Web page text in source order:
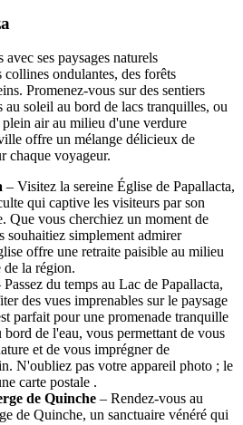
ses paysages naturels
ondulantes, des forêts
Promenez-vous sur des sentiers
au soleil au bord de lacs tranquilles, ou
air au milieu d'une verdure
offre un mélange délicieux de
chaque voyageur.
– Visitez la sereine Église de Papallacta,
qui captive les visiteurs par son
Que vous cherchiez un moment de
souhaitiez simplement admirer
offre une retraite paisible au milieu
de la région.
Passez du temps au Lac de Papallacta,
des vues imprenables sur le paysage
parfait pour une promenade tranquille
de l'eau, vous permettant de vous
et de vous imprégner de
N'oubliez pas votre appareil photo ; le
carte postale .
de Quinche – Rendez-vous au
de Quinche, un sanctuaire vénéré qui